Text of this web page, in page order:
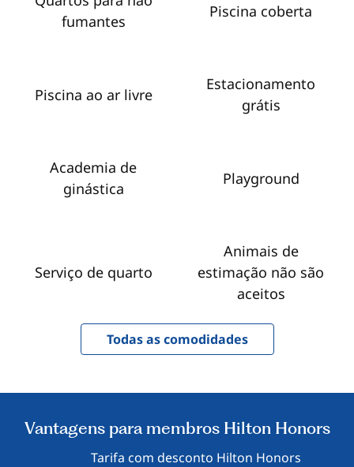
fumantes
Piscina coberta
Piscina ao ar livre
Estacionamento
grátis
Academia de
ginástica
Playground
Serviço de quarto
Animais de
estimação não são
aceitos
Todas as comodidades
Vantagens para membros Hilton Honors
Tarifa com desconto Hilton Honors